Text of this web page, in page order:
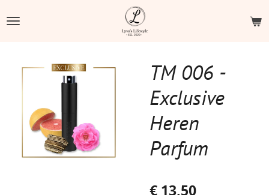
direct
hoofdinhoud
TM 006 -
Exclusive
Heren
Parfum
€ 13,50